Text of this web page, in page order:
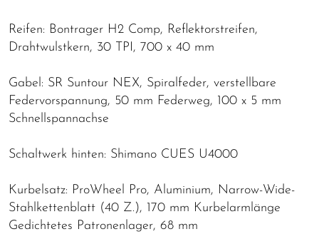
Reifen: Bontrager H2 Comp, Reflektorstreifen,
Drahtwulstkern, 30 TPI, 700 x 40 mm
Gabel: SR Suntour NEX, Spiralfeder, verstellbare
Federvorspannung, 50 mm Federweg, 100 x 5 mm
Schnellspannachse
Schaltwerk hinten: Shimano CUES U4000
Kurbelsatz: ProWheel Pro, Aluminium, Narrow-Wide-
Stahlkettenblatt (40 Z.), 170 mm Kurbelarmlänge
Gedichtetes Patronenlager, 68 mm